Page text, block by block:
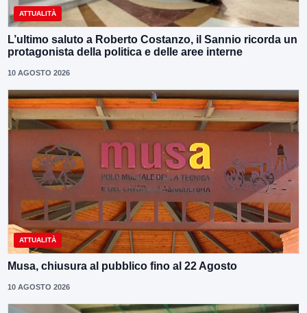
ATTUALITÀ
L’ultimo saluto a Roberto Costanzo, il Sannio ricorda un
protagonista della politica e delle aree interne
10 AGOSTO 2026
ATTUALITÀ
Musa, chiusura al pubblico fino al 22 Agosto
10 AGOSTO 2026